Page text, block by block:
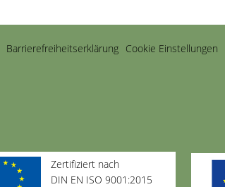
Barriere­freiheits­erklärung Cookie Einstellungen
Zertifiziert nach
DIN EN ISO 9001:2015